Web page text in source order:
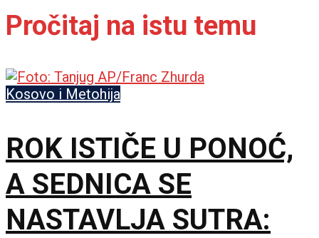
Pročitaj na istu temu
Kosovo i Metohija
ROK ISTIČE U PONOĆ,
A SEDNICA SE
NASTAVLJA SUTRA: